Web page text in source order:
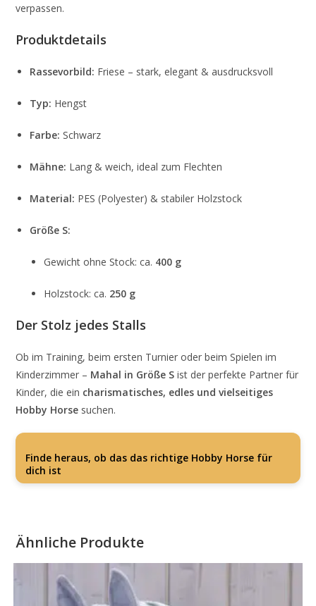
verpassen.
Produktdetails
Rassevorbild: Friese – stark, elegant & ausdrucksvoll
Typ: Hengst
Farbe: Schwarz
Mähne: Lang & weich, ideal zum Flechten
Material: PES (Polyester) & stabiler Holzstock
Größe S:
Gewicht ohne Stock: ca. 400 g
Holzstock: ca. 250 g
Der Stolz jedes Stalls
Ob im Training, beim ersten Turnier oder beim Spielen im
Kinderzimmer – Mahal in Größe S ist der perfekte Partner für
Kinder, die ein charismatisches, edles und vielseitiges
Hobby Horse suchen.
Finde heraus, ob das das richtige Hobby Horse für
dich ist
Ähnliche Produkte